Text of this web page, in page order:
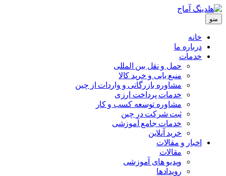
منو
خانه
درباره ما
خدمات
حمل و نقل بین المللی
منبع یابی و خرید کالا
مشاوره بازرگانی و واردات از چین
خدمات پرداخت ارزی
مشاوره توسعه کسب و کار
ثبت شرکت در چین
خدمات جامع آموزشی
خرید آنلاین
اخبار و مقالات
مقالات
ویدیو های آموزشی
رویدادها